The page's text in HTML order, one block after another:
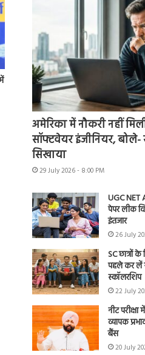
अमेरिका में नौकरी नहीं
सॉफ्टवेयर इंजीनियर,
सिखाया
29 July 2026 - 8:00 PM
UGC
पेपर लीक
इंतजार
26 July
SC छात्रों
पहले कर लें
स्कॉलरशिप
22 July
नीट
व्यापक
बैंस
20 July